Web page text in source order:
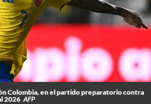
Colombia, en el partido preparatorio contra
2026 AFP